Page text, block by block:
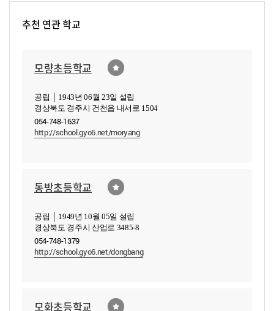
추천 연관 학교
모량초등학교
공립 │ 1943년 06월 23일 설립
경상북도 경주시 건천읍 내서로 1504
054-748-1637
http://school.gyo6.net/moryang
동방초등학교
공립 │ 1949년 10월 05일 설립
경상북도 경주시 산업로 3485-8
054-748-1379
http://school.gyo6.net/dongbang
모화초등학교